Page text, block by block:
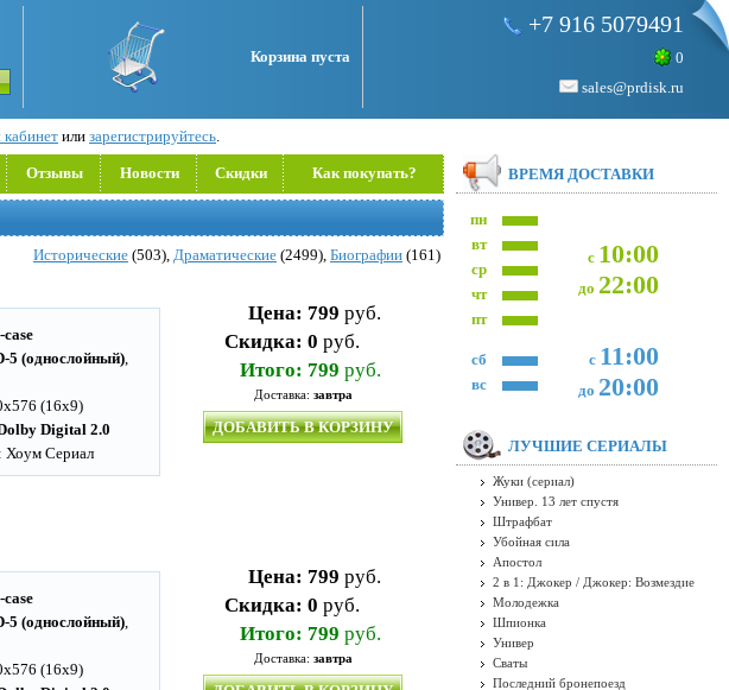
Корзина пуста
+7 916 5079491
0
sales@prdisk.ru
или зарегистрируйтесь.
Отзывы Новости Скидки Как покупать?
Исторические (503), Драматические (2499), Биографии (161)
case
5 (однослойный),
(16x9)
Digital 2.0
Хоум Сериал
Цена: 799 руб.
Скидка: 0 руб.
Итого: 799 руб.
Доставка: завтра
ДОБАВИТЬ В КОРЗИНУ
case
5 (однослойный),
(16x9)
Цена: 799 руб.
Скидка: 0 руб.
Итого: 799 руб.
Доставка: завтра
ВРЕМЯ ДОСТАВКИ
пн
с 10:00
до 22:00
вт
ср
чт
пт
с 11:00
до 20:00
сб
вс
ЛУЧШИЕ СЕРИАЛЫ
Жуки (сериал)
Универ. 13 лет спустя
Штрафбат
Убойная сила
Апостол
2 в 1: Джокер / Джокер: Возмездие
Молодежка
Шпионка
Универ
Сваты
Последний бронепоезд